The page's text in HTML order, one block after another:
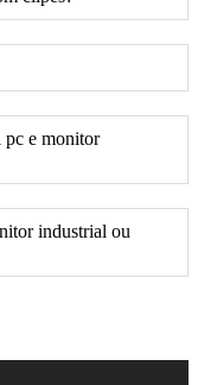
pc e monitor
industrial ou